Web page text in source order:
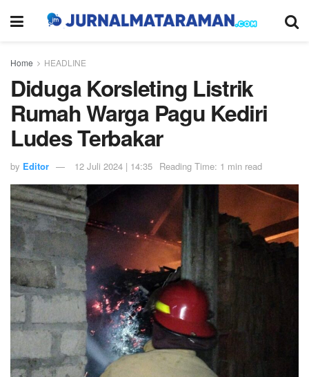
Home HEADLINE
Diduga Korsleting Listrik
Rumah Warga Pagu Kediri
Ludes Terbakar
by Editor 12 Juli 2024 | 14:35 Reading Time: 1 min read